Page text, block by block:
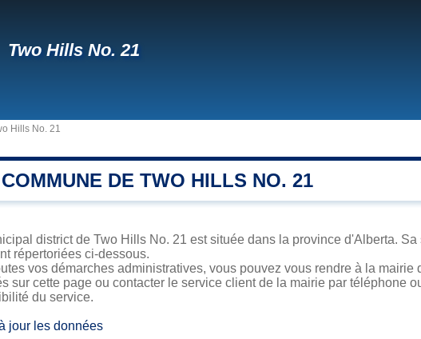
Two Hills No. 21
Hills No. 21
DE TWO HILLS NO. 21
district de Two Hills No. 21 est située dans la province d'Alberta.
répertoriées ci-dessous.
vos démarches administratives, vous pouvez vous rendre à la
sur cette page ou contacter le service client de la mairie par téléphone
du service.
jour les données